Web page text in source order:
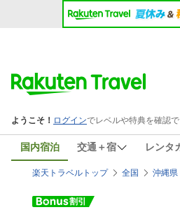
国内宿泊 交通＋宿 レンタ
楽天トラベルトップ 全国 沖縄県